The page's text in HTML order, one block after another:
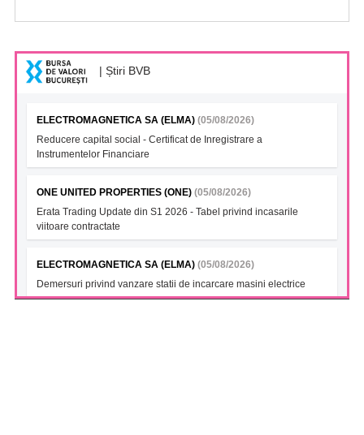
| Știri BVB
ELECTROMAGNETICA SA (ELMA) (05/08/2026)
Reducere capital social - Certificat de Inregistrare a
Instrumentelor Financiare
ONE UNITED PROPERTIES (ONE) (05/08/2026)
Erata Trading Update din S1 2026 - Tabel privind incasarile
viitoare contractate
ELECTROMAGNETICA SA (ELMA) (05/08/2026)
Demersuri privind vanzare statii de incarcare masini electrice